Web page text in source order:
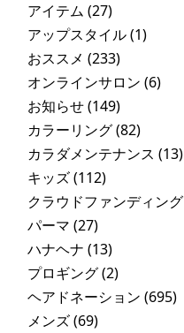
アイテム (27)
アップスタイル(1)
おススメ (233)
オンラインサロン (6)
お知らせ(149)
カラーリング(82)
カラダメンテナンス (13)
キッズ(112)
クラウドファンディング
パーマ (27)
ハナヘナ (13)
プロギング(2)
ヘアドネーション (695)
メンズ(69)